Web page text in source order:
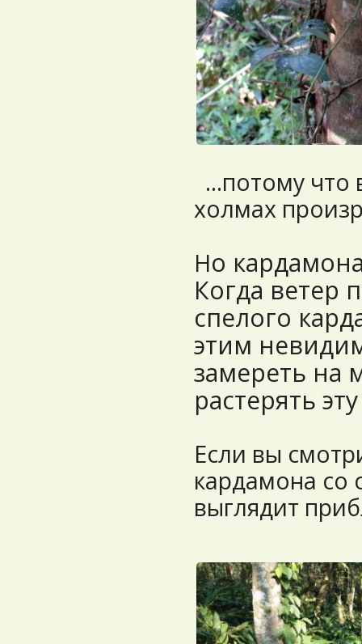
...потому что
холмах
Но
Когда ветер
спелого
этим
замереть на
растерять
Если вы
кардамона со
выглядит